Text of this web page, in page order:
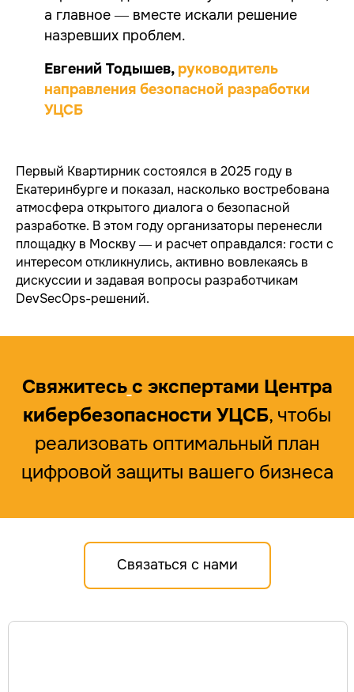
а главное — вместе искали решение
назревших проблем.
Евгений Тодышев, руководитель
направления безопасной разработки
УЦСБ
Первый Квартирник состоялся в 2025 году в
Екатеринбурге и показал, насколько востребована
атмосфера открытого диалога о безопасной
разработке. В этом году организаторы перенесли
площадку в Москву — и расчет оправдался: гости с
интересом откликнулись, активно вовлекаясь в
дискуссии и задавая вопросы разработчикам
DevSecOps-решений.
Свяжитесь с экспертами Центра
кибербезопасности УЦСБ, чтобы
реализовать оптимальный план
цифровой защиты вашего бизнеса
Связаться с нами